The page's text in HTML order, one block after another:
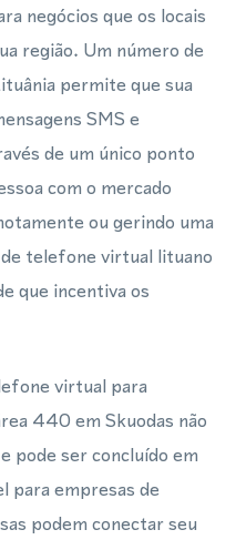
negócios que os locais
região. Um número de
permite que sua
SMS e
de um único ponto
com o mercado
ou gerindo uma
telefone virtual lituano
que incentiva os
virtual para
440 em Skuodas não
pode ser concluído em
para empresas de
podem conectar seu